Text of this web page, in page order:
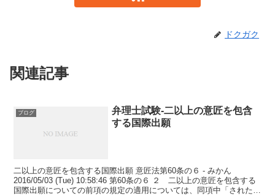
ドクガク
関連記事
ブログ
弁理士試験-二以上の意匠を包含
する国際出願
二以上の意匠を包含する国際出願 意匠法第60条の６ - みかん
2016/05/03 (Tue) 10:58:46 第60条の６ ２ 二以上の意匠を包含する
国際出願についての前項の規定の適用については、同項中「された意